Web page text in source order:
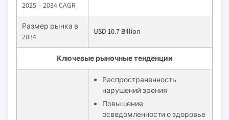
2025 – 2034 CAGR
Размер рынка в
2034
USD 10.7 Billion
Ключевые рыночные тенденции
Распространенность
нарушений зрения
Повышение
осведомленности о здоровье